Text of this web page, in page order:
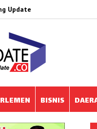
Update
BISNIS